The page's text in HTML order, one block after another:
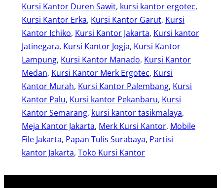
Kursi Kantor Duren Sawit, kursi kantor ergotec
Kursi Kantor Erka, Kursi Kantor Garut, Kursi
Kantor Ichiko, Kursi Kantor Jakarta, Kursi kantor
Jatinegara, Kursi Kantor Jogja, Kursi Kantor
Lampung, Kursi Kantor Manado, Kursi Kantor
Medan, Kursi Kantor Merk Ergotec, Kursi
Kantor Murah, Kursi Kantor Palembang, Kursi
Kantor Palu, Kursi kantor Pekanbaru, Kursi
Kantor Semarang, kursi kantor tasikmalaya
Meja Kantor Jakarta, Merk Kursi Kantor, Mobile
File Jakarta, Papan Tulis Surabaya, Partisi
kantor Jakarta, Toko Kursi Kantor